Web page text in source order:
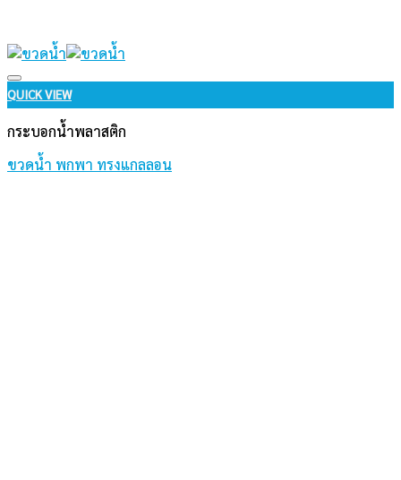
Add to wishlist
QUICK VIEW
กระบอกน้ำพลาสติก
ขวดน้ำ พกพา ทรงแกลลอน